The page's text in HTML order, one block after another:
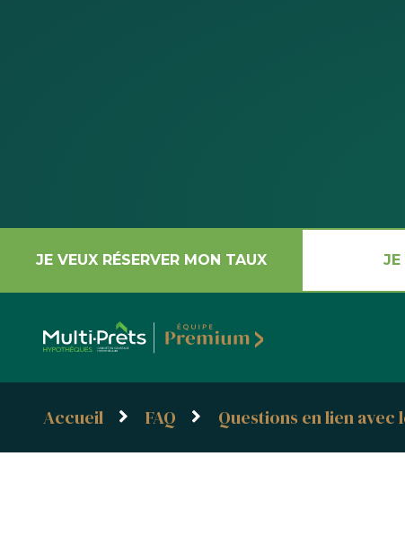
JE VEUX RÉSERVER MON TAUX JE
Accueil FAQ Questions en lien avec